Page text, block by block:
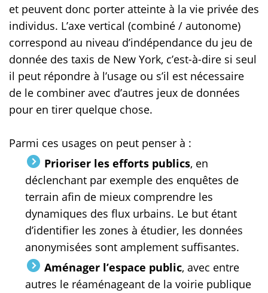
et peuvent donc porter atteinte à la vie privée des
individus. L’axe vertical (combiné / autonome)
correspond au niveau d’indépendance du jeu de
donnée des taxis de New York, c’est-à-dire si seul
il peut répondre à l’usage ou s’il est nécessaire
de le combiner avec d’autres jeux de données
pour en tirer quelque chose.
Parmi ces usages on peut penser à :
Prioriser les efforts publics, en
déclenchant par exemple des enquêtes de
terrain afin de mieux comprendre les
dynamiques des flux urbains. Le but étant
d’identifier les zones à étudier, les données
anonymisées sont amplement suffisantes.
Aménager l’espace public, avec entre
autres le réaménageant de la voirie publique